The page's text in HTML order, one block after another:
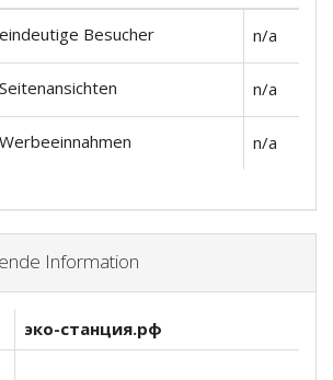
Besucher n/a
n/a
n/a
Information
эко-станция.рф